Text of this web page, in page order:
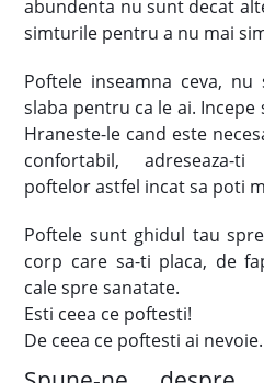
abundenta nu sunt decat
simturile pentru a nu mai
Poftele inseamna ceva,
slaba pentru ca le ai. Incepe
Hraneste-le cand este
confortabil, adreseaza-
poftelor astfel incat sa poti
Poftele sunt ghidul tau
corp care sa-ti placa, de
cale spre sanatate.
Esti ceea ce poftesti!
De ceea ce poftesti ai nevoie.